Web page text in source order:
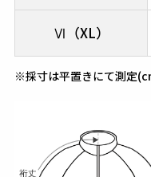
Ⅵ（XL）
※採寸は平置きにて測定